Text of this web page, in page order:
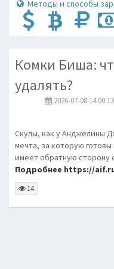
Методы и способы
Комки Биша:
удалять?
2026-07-08 14:00:13
Скулы, как у Анджелины
мечта, за которую готовы
имеет обратную сторону
Подробнее https://
14